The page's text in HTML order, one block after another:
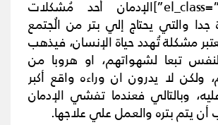
الإدمان أحد مُشكلات
جدا والتي يحتاج إلي بتر من الُجتمع
مشكلة تُهدد حياة الإنسان، فيذهب
تبعا لشهواتهم، او هروبا من
ولكن لا يدرون ان وراءه واقع أكبر
وبالتالي فعندما تفشي الإدمان
يتم بتره والعمل علي علاجها.